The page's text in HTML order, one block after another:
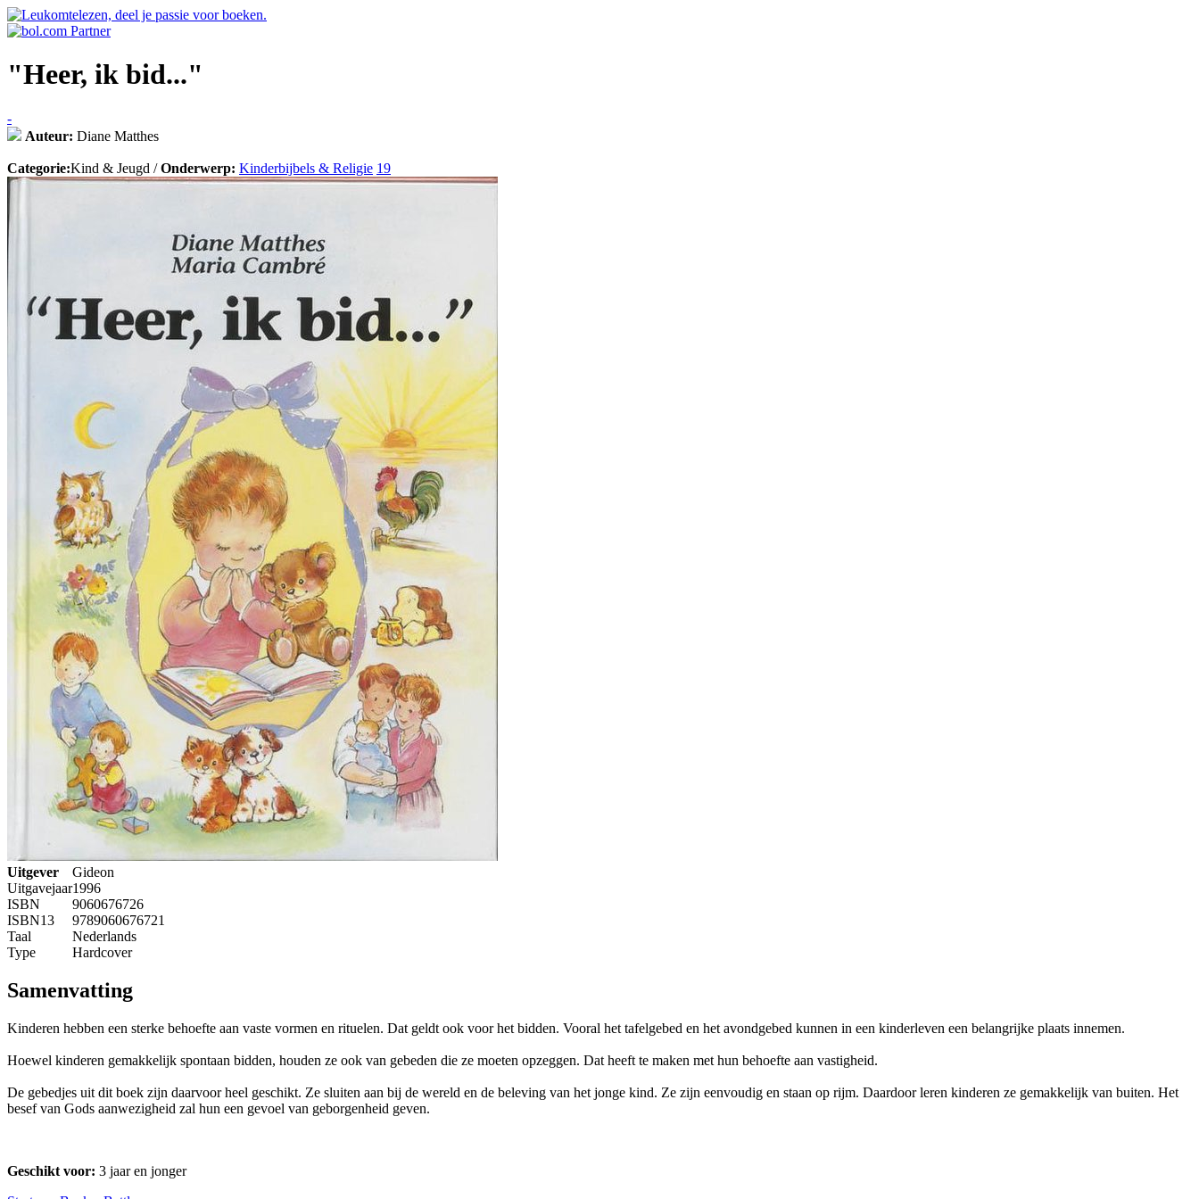
"Heer, ik bid..."
-
Auteur: Diane Matthes
Categorie:Kind & Jeugd /Onderwerp: Kinderbijbels & Religie 19
Uitgever
Gideon
Uitgavejaar1996
ISBN
9060676726
ISBN13
9789060676721
Taal
Nederlands
Type
Hardcover
Samenvatting
Kinderen hebben een sterke behoefte aan vaste vormen en rituelen. Dat geldt ook voor het bidden. Vooral het tafelgebed en het avondgebed kunnen in een kinderleven een belangrijke plaats innemen.
Hoewel kinderen gemakkelijk spontaan bidden, houden ze ook van gebeden die ze moeten opzeggen. Dat heeft te maken met hun behoefte aan vastigheid.
De gebedjes uit dit boek zijn daarvoor heel geschikt. Ze sluiten aan bij de wereld en de beleving van het jonge kind. Ze zijn eenvoudig en staan op rijm. Daardoor leren kinderen ze gemakkelijk van buiten. Het
besef van Gods aanwezigheid zal hun een gevoel van geborgenheid geven.
Geschikt voor: 3 jaar en jonger